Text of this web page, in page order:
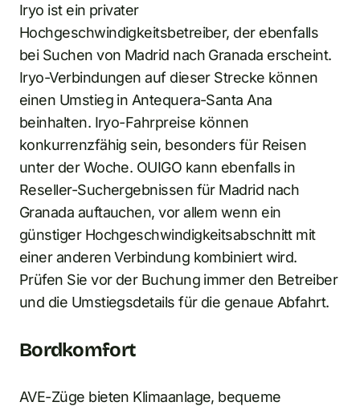
Iryo ist ein privater
Hochgeschwindigkeitsbetreiber, der ebenfalls
bei Suchen von Madrid nach Granada erscheint.
Iryo-Verbindungen auf dieser Strecke können
einen Umstieg in Antequera-Santa Ana
beinhalten. Iryo-Fahrpreise können
konkurrenzfähig sein, besonders für Reisen
unter der Woche. OUIGO kann ebenfalls in
Reseller-Suchergebnissen für Madrid nach
Granada auftauchen, vor allem wenn ein
günstiger Hochgeschwindigkeitsabschnitt mit
einer anderen Verbindung kombiniert wird.
Prüfen Sie vor der Buchung immer den Betreiber
und die Umstiegsdetails für die genaue Abfahrt.
Bordkomfort
AVE-Züge bieten Klimaanlage, bequeme